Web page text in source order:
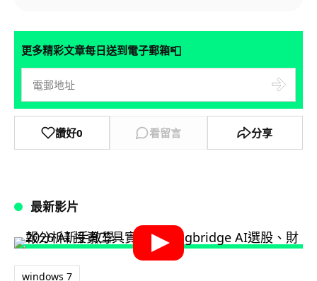
更多精彩文章每日送到電子郵箱📮
讚好0 看留言 分享
最新影片
windows 7